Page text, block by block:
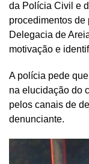
da Polícia Civil e
procedimentos de
Delegacia de
motivação e
A polícia pede
na elucidação do
pelos canais de
denunciante.